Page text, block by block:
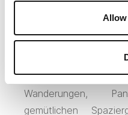
Allow
und
Jahreszeit ein
Im Sommer lädt die
Wanderungen,
gemütlichen